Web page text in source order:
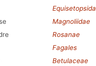
Equisetopsida
Magnoliidae
Rosanae
Fagales
Betulaceae